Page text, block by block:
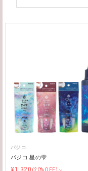
パジコ
パジコ 星の雫
¥1,320 (20%OFF)～